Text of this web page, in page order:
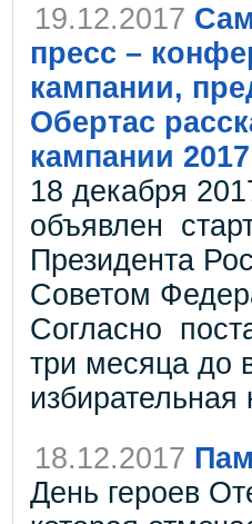
19.12.2017
пресс –
кампании,
Обертас
кампании
18 декабря
объявлен
Президента
Советом
Согласно
три месяца до
18.12.2017
День героев